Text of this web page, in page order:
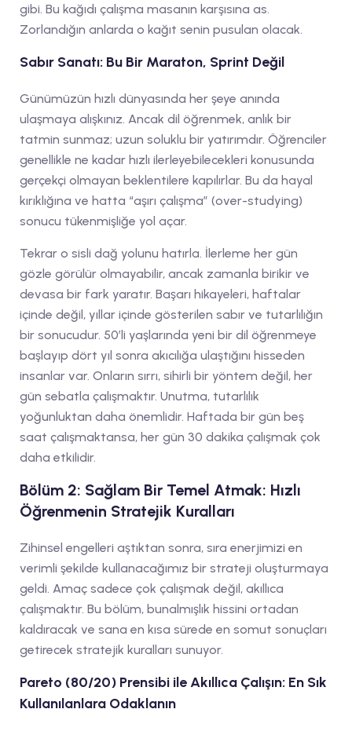
gibi. Bu kağıdı çalışma masanın karşısına as.
Zorlandığın anlarda o kağıt senin pusulan olacak.
Sabır Sanatı: Bu Bir Maraton, Sprint Değil
Günümüzün hızlı dünyasında her şeye anında
ulaşmaya alışkınız. Ancak dil öğrenmek, anlık bir
tatmin sunmaz; uzun soluklu bir yatırımdır. Öğrenciler
genellikle ne kadar hızlı ilerleyebilecekleri konusunda
gerçekçi olmayan beklentilere kapılırlar. Bu da hayal
kırıklığına ve hatta “aşırı çalışma” (over-studying)
sonucu tükenmişliğe yol açar.
Tekrar o sisli dağ yolunu hatırla. İlerleme her gün
gözle görülür olmayabilir, ancak zamanla birikir ve
devasa bir fark yaratır. Başarı hikayeleri, haftalar
içinde değil, yıllar içinde gösterilen sabır ve tutarlılığın
bir sonucudur. 50’li yaşlarında yeni bir dil öğrenmeye
başlayıp dört yıl sonra akıcılığa ulaştığını hisseden
insanlar var. Onların sırrı, sihirli bir yöntem değil, her
gün sebatla çalışmaktır. Unutma, tutarlılık
yoğunluktan daha önemlidir. Haftada bir gün beş
saat çalışmaktansa, her gün 30 dakika çalışmak çok
daha etkilidir.
Bölüm 2: Sağlam Bir Temel Atmak: Hızlı
Öğrenmenin Stratejik Kuralları
Zihinsel engelleri aştıktan sonra, sıra enerjimizi en
verimli şekilde kullanacağımız bir strateji oluşturmaya
geldi. Amaç sadece çok çalışmak değil, akıllıca
çalışmaktır. Bu bölüm, bunalmışlık hissini ortadan
kaldıracak ve sana en kısa sürede en somut sonuçları
getirecek stratejik kuralları sunuyor.
Pareto (80/20) Prensibi ile Akıllıca Çalışın: En Sık
Kullanılanlara Odaklanın